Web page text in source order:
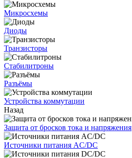
Микросхемы
Диоды
Транзисторы
Стабилитроны
Разъёмы
Устройства коммутации
Назад
Защита от бросков тока и напряжения
Источники питания AC/DC